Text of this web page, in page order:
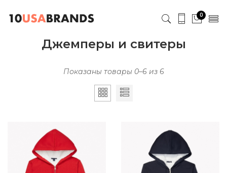
0
Джемперы и свитеры
Показаны товары 0–6 из 6